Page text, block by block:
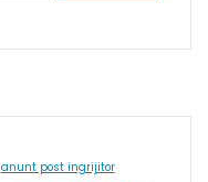
anunt post ingrijitor